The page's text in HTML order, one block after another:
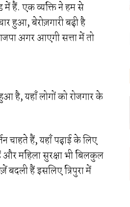
हैं. एक व्यक्ति ने हम से
हुआ, बेरोज़गारी बढ़ी है
अगर आएगी सत्ता में तो
है, यहाँ लोगों को रोजगार के
चाहते हैं, यहाँ पढ़ाई के लिए
और महिला सुरक्षा भी बिलकुल
बदली हैं इसलिए त्रिपुरा में